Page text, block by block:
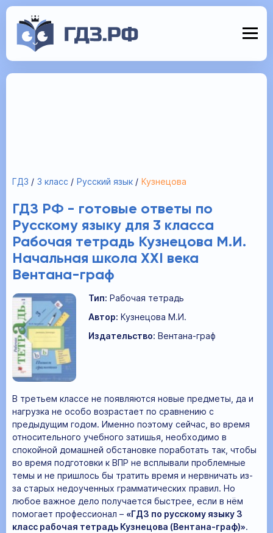
ГДЗ 3 класс Русский язык Кузнецова
ГДЗ РФ - готовые ответы по
Русскому языку для 3 класса
Рабочая тетрадь Кузнецова М.И.
Начальная школа XXI века
Вентана-граф
Тип: Рабочая тетрадь
Автор: Кузнецова М.И.
Издательство: Вентана-граф
В третьем классе не появляются новые предметы, да и
нагрузка не особо возрастает по сравнению с
предыдущим годом. Именно поэтому сейчас, во время
относительного учебного затишья, необходимо в
спокойной домашней обстановке поработать так, чтобы
во время подготовки к ВПР не всплывали проблемные
темы и не пришлось бы тратить время и нервничать из-
за старых недоученных грамматических правил. Но
любое важное дело получается быстрее, если в нём
помогает профессионал – «ГДЗ по русскому языку 3
класс рабочая тетрадь Кузнецова (Вентана-граф)».